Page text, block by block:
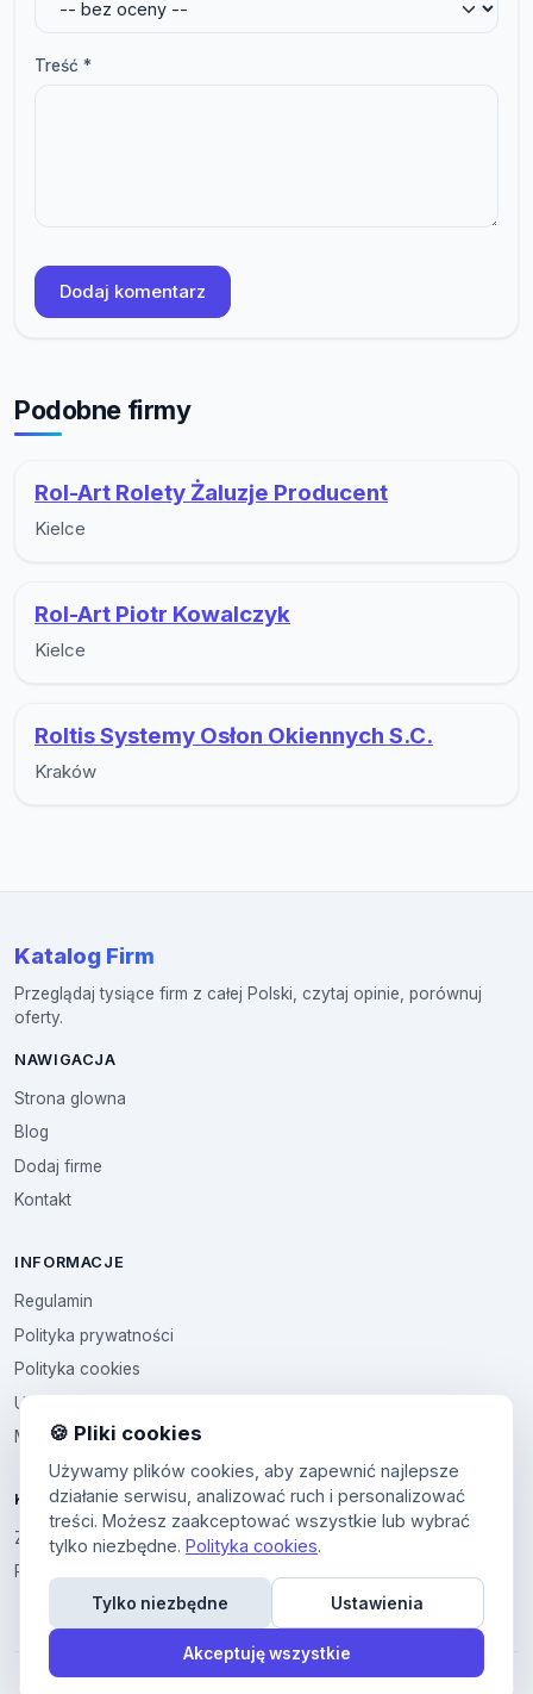
Treść *
Dodaj komentarz
Podobne firmy
Rol-Art Rolety Żaluzje Producent
Kielce
Rol-Art Piotr Kowalczyk
Kielce
Roltis Systemy Osłon Okiennych S.C.
Kraków
Katalog Firm
Przeglądaj tysiące firm z całej Polski, czytaj opinie, porównuj
oferty.
NAWIGACJA
Strona glowna
Blog
Dodaj firme
Kontakt
INFORMACJE
Regulamin
Polityka prywatności
Polityka cookies
Ustawienia cookies
Multikod
KONTO
Zaloguj sie
Panel uzytkownika
🍪 Pliki cookies
Używamy plików cookies, aby zapewnić najlepsze
działanie serwisu, analizować ruch i personalizować
treści. Możesz zaakceptować wszystkie lub wybrać
tylko niezbędne. Polityka cookies.
Tylko niezbędne Ustawienia
Akceptuję wszystkie